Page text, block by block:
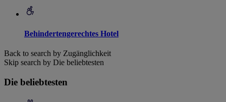
Behindertengerechtes Hotel
Back to search by Zugänglichkeit
Skip search by Die beliebtesten
Die beliebtesten